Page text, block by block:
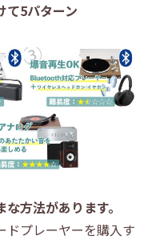
て5パターン
方法があります。
ドプレーヤーを購入す